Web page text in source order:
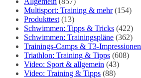
Multisport: Training & mehr(154)
Produkttest (13)
Schwimmen: Tipps & Tricks (422)
Schwimmen: Trainingspläne (362)
Trainings-Camps & T3-Impressionen
Triathlon: Training & Tipps (608)
Video: Sport & allgemein (43)
Video: Training & Tipps (88)